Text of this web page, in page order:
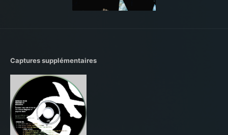
Captures supplémentaires